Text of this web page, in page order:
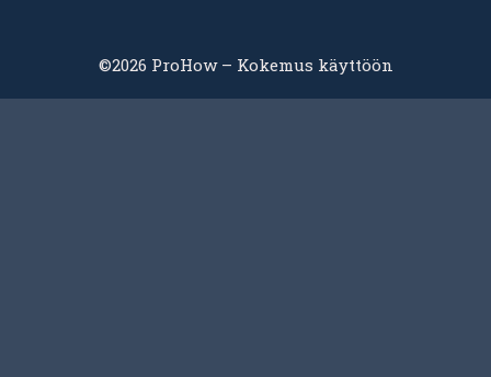
©2026 ProHow – Kokemus käyttöön